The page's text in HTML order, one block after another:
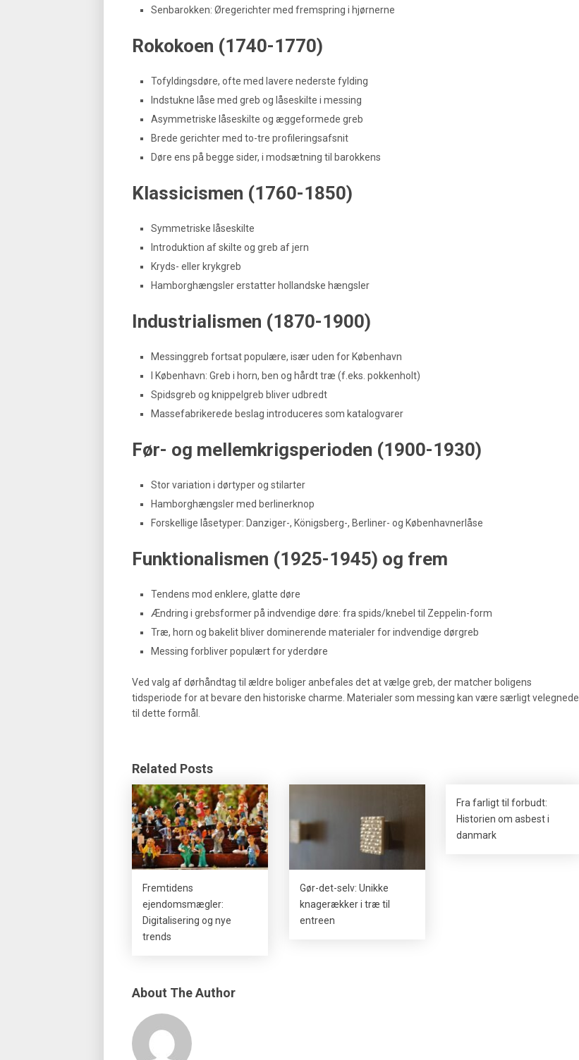
Senbarokken: Øregerichter med fremspring i hjørnerne
Rokokoen (1740-1770)
Tofyldingsdøre, ofte med lavere nederste fylding
Indstukne låse med greb og låseskilte i messing
Asymmetriske låseskilte og æggeformede greb
Brede gerichter med to-tre profileringsafsnit
Døre ens på begge sider, i modsætning til barokkens
Klassicismen (1760-1850)
Symmetriske låseskilte
Introduktion af skilte og greb af jern
Kryds- eller krykgreb
Hamborghængsler erstatter hollandske hængsler
Industrialismen (1870-1900)
Messinggreb fortsat populære, især uden for København
I København: Greb i horn, ben og hårdt træ (f.eks. pokkenholt)
Spidsgreb og knippelgreb bliver udbredt
Massefabrikerede beslag introduceres som katalogvarer
Før- og mellemkrigsperioden (1900-1930)
Stor variation i dørtyper og stilarter
Hamborghængsler med berlinerknop
Forskellige låsetyper: Danziger-, Königsberg-, Berliner- og Københavnerlåse
Funktionalismen (1925-1945) og frem
Tendens mod enklere, glatte døre
Ændring i grebsformer på indvendige døre: fra spids/knebel til Zeppelin-form
Træ, horn og bakelit bliver dominerende materialer for indvendige dørgreb
Messing forbliver populært for yderdøre
Ved valg af dørhåndtag til ældre boliger anbefales det at vælge greb, der matcher boligens
tidsperiode for at bevare den historiske charme. Materialer som messing kan være særligt velegnede
til dette formål.
Related Posts
Fremtidens
ejendomsmægler:
Digitalisering og nye
trends
Gør-det-selv: Unikke
knagerækker i træ til
entreen
Fra farligt til forbudt:
Historien om asbest i
danmark
About The Author